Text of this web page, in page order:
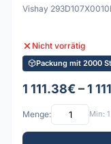
Vishay
Nicht vorrätig
Packung mit 2000
1 111.38€ – 1
Menge: Min: 1